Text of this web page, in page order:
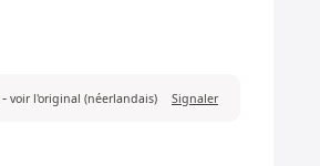
- voir l'original (néerlandais) Signaler